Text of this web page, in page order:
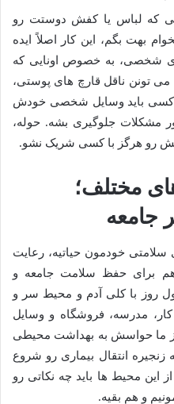
که لباس یا کفش دوستت رو
بهت بگم، این کار اصلاً ایده
شخصی، به خصوص اونایی که
تونن ناقل قارچ های پوستی،
کسی باید وسایل شخصی خودش
مشکلات جلوگیری بشه. حوله،
رو هرگز با کسی شریک نشو.
مختلف؛
جامعه
خودمون حیاتیه، رعایت
برای حفظ سلامت جامعه و
روز با کلی آدم و محیط سر و
کار، مدرسه، فروشگاه و وسایل
ما حواسش به بهداشت محیطی
زنجیره انتقال بیماری رو شروع
این محیط ها باید چه نکاتی رو
و هم بقیه.